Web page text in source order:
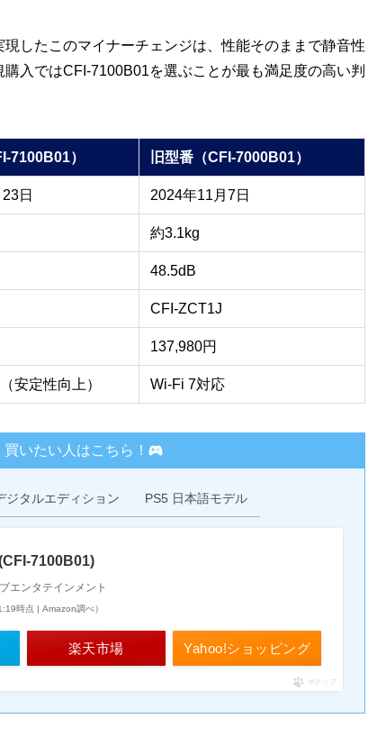
したこのマイナーチェンジは、性能そのままで静音性
入ではCFI-7100B01を選ぶことが最も満足度の高い判
7100B01） 旧型番（CFI-7000B01）
日 2024年11月7日
約3.1kg
48.5dB
CFI-ZCT1J
137,980円
安定性向上） Wi-Fi 7対応
いたい人はこちら！
ジタルエディション PS5 日本語モデル
7100B01)
エンタテインメント
時点 | Amazon調べ）
楽天市場 Yahoo!ショッピング
ポチップ